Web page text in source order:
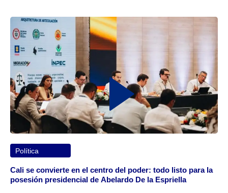
Política
Cali se convierte en el centro del poder: todo listo para la
posesión presidencial de Abelardo De la Espriella